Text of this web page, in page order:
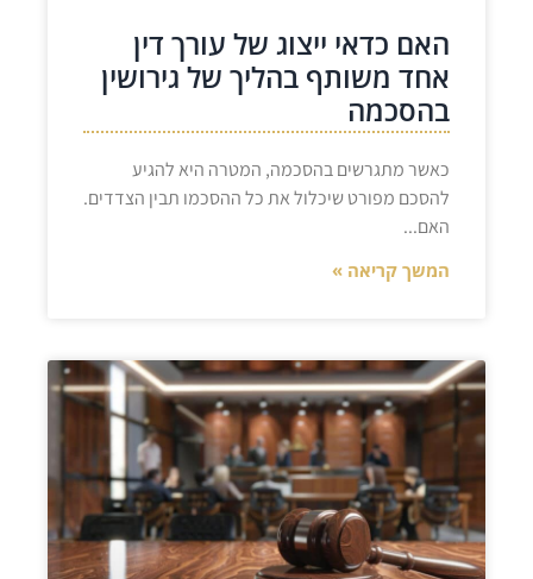
האם כדאי ייצוג של עורך דין
אחד משותף בהליך של גירושין
בהסכמה
כאשר מתגרשים בהסכמה, המטרה היא להגיע
להסכם מפורט שיכלול את כל ההסכמו תבין הצדדים.
האם
המשך קריאה »